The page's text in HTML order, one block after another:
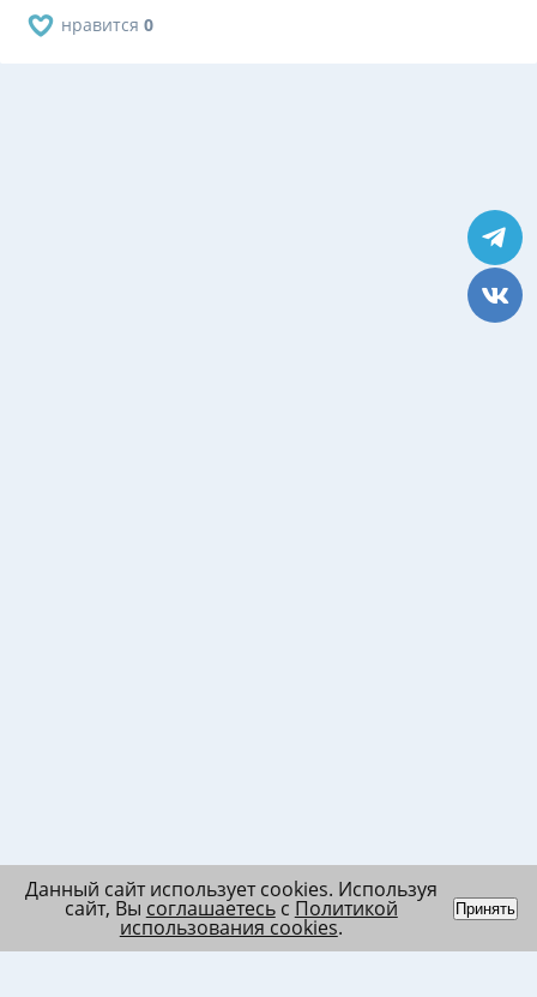
нравится 0
Данный сайт использует cookies. Используя
сайт, Вы соглашаетесьс Политикой
использования cookies.
Принять